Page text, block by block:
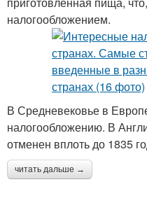
налогообложением.
В Средневековье в
налогообложению. В
отменен вплоть до 1835
читать дальше →